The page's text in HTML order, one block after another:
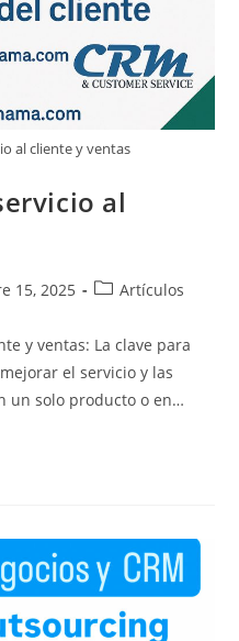
al cliente y ventas
al
15, 2025 Artículos
y ventas: La clave para
el servicio y las
un solo producto o en…